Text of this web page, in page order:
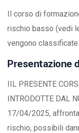
Il corso di
rischio basso (vedi
vengono
Presentazione
IIL PRESENTE
INTRODOTTE DAL
17/04/2025,
rischio, possibili